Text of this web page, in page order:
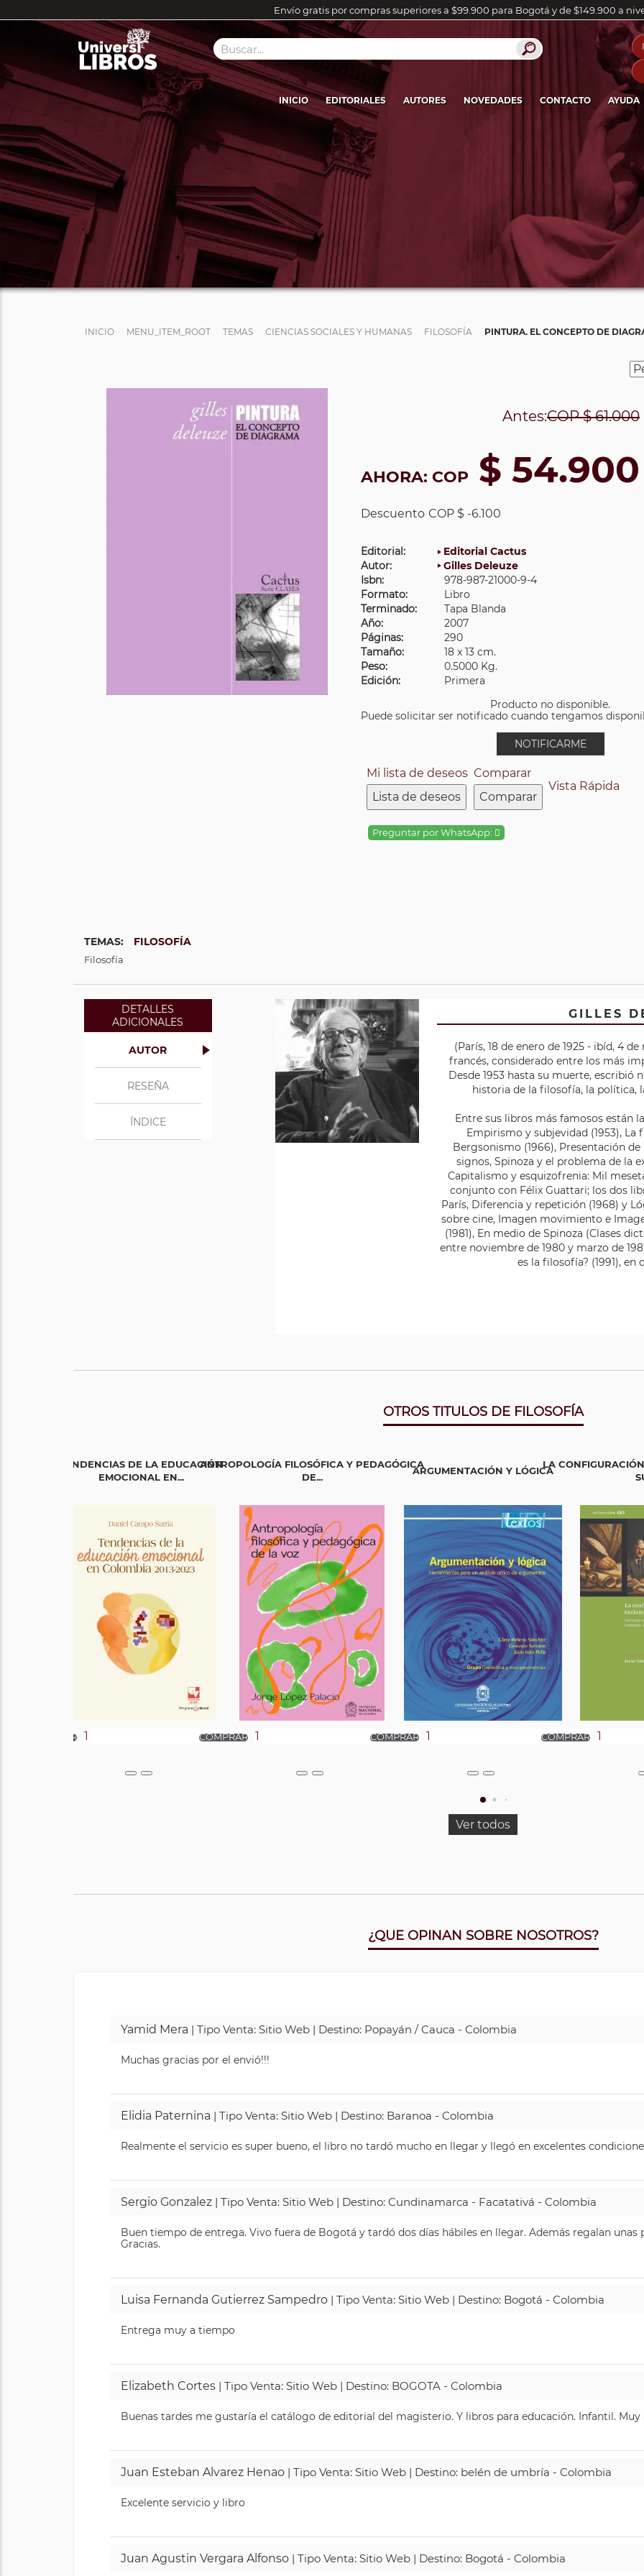
Envío gratis por compras superiores a $99.900 para Bogotá y de $149.900 a
INICIO EDITORIALES AUTORES NOVEDADES CONTACTO AYUDA
INICIO MENU_ITEM_ROOT TEMAS CIENCIAS SOCIALES Y HUMANAS FILOSOFÍA PINTURA. EL CONCEPTO DE
Antes:COP$ 61.000
AHORA: COP $ 54.900
Descuento COP $ -6.100
Editorial:
Editorial Cactus
Autor:
Gilles Deleuze
Isbn:
978-987-21000-9-4
Formato:
Libro
Terminado:
Tapa Blanda
Año:
2007
Páginas:
290
Tamaño:
18 x 13 cm.
Peso:
0.5000 Kg.
Edición:
Primera
Producto no disponible.
Puede solicitar ser notificado cuando tengamos
NOTIFICARME
Mi lista de deseos
Lista de deseos
Comparar
Comparar
Vista Rápida
Preguntar por WhatsApp:
TEMAS: FILOSOFÍA
Filosofía
DETALLES
ADICIONALES
AUTOR
RESEÑA
ÍNDICE
GILLES
(París, 18 de enero de 1925 - ibíd, 4
francés, considerado entre los más
Desde 1953 hasta su muerte, escribió
historia de la filosofía, la política,
Entre sus libros más famosos están
Empirismo y subjevidad (1953), La
Bergsonismo (1966), Presentación
signos, Spinoza y el problema de la
Capitalismo y esquizofrenia: Mil
conjunto con Félix Guattari; los dos
París, Diferencia y repetición (1968) y
sobre cine, Imagen movimiento e
(1981), En medio de Spinoza (Clases
entre noviembre de 1980 y marzo de
es la filosofía? (1991),
OTROS TITULOS DE FILOSOFÍA
TENDENCIAS DE LA EDUCACIÓN
EMOCIONAL EN...
ANTROPOLOGÍA FILOSÓFICA Y PEDAGÓGICA
DE...
ARGUMENTACIÓN Y LÓGICA
LA
Ver todos
¿QUE OPINAN SOBRE NOSOTROS?
Yamid Mera | Tipo Venta: Sitio Web | Destino: Popayán / Cauca - Colombia
Muchas gracias por el envió!!!
Elidia Paternina | Tipo Venta: Sitio Web | Destino: Baranoa - Colombia
Realmente el servicio es super bueno, el libro no tardó mucho en llegar y llegó en excelentes
Sergio Gonzalez | Tipo Venta: Sitio Web | Destino: Cundinamarca - Facatativá - Colombia
Buen tiempo de entrega. Vivo fuera de Bogotá y tardó dos días hábiles en llegar. Además regalan unas
Gracias.
Luisa Fernanda Gutierrez Sampedro | Tipo Venta: Sitio Web | Destino: Bogotá - Colombia
Entrega muy a tiempo
Elizabeth Cortes | Tipo Venta: Sitio Web | Destino: BOGOTA - Colombia
Buenas tardes me gustaría el catálogo de editorial del magisterio. Y libros para educación. Infantil. Muy
Juan Esteban Alvarez Henao | Tipo Venta: Sitio Web | Destino: belén de umbría - Colombia
Excelente servicio y libro
Juan Agustin Vergara Alfonso | Tipo Venta: Sitio Web | Destino: Bogotá - Colombia